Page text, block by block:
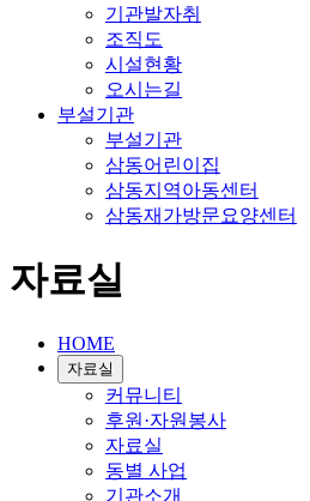
기관발자취
조직도
시설현황
오시는길
부설기관
부설기관
삼동어린이집
삼동지역아동센터
삼동재가방문요양센터
자료실
HOME
자료실
커뮤니티
후원·자원봉사
자료실
동별 사업
기관소개